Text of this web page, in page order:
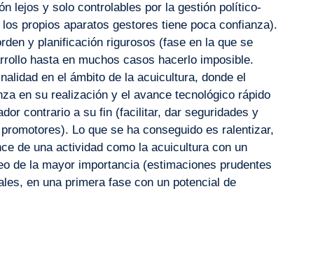
lejos y solo controlables por la gestión político-
propios aparatos gestores tiene poca confianza).
y planificación rigurosos (fase en la que se
hasta en muchos casos hacerlo imposible.
en el ámbito de la acuicultura, donde el
en su realización y el avance tecnológico rápido
contrario a su fin (facilitar, dar seguridades y
Lo que se ha conseguido es ralentizar,
de una actividad como la acuicultura con un
de la mayor importancia (estimaciones prudentes
en una primera fase con un potencial de